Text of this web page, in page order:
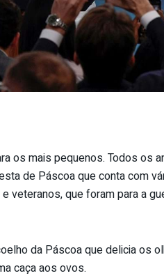
os mais pequenos. Todos os
de Páscoa que conta com
veteranos, que foram para a
da Páscoa que delicia os
caça aos ovos.